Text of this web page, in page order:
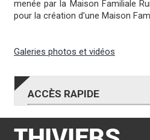
menée par la Maison Familiale
pour la création d’une Maison
Galeries photos et vidéos
ACCÈS RAPIDE